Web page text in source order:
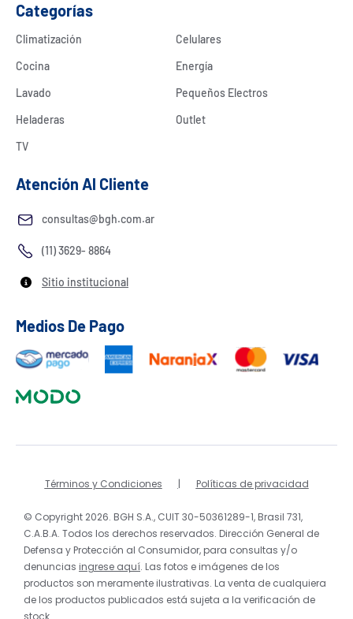
Categorías
Climatización
Cocina
Lavado
Heladeras
TV
Celulares
Energía
Pequeños Electros
Outlet
Atención Al Cliente
consultas@bgh.com.ar
(11) 3629- 8864
Sitio institucional
Medios De Pago
Términos y Condiciones Políticas de privacidad
© Copyright 2026. BGH S.A., CUIT 30-50361289-1, Brasil 731,
C.A.B.A. Todos los derechos reservados. Dirección General de
Defensa y Protección al Consumidor, para consultas y/o
denuncias ingrese aquí. Las fotos e imágenes de los
productos son meramente ilustrativas. La venta de cualquiera
de los productos publicados está sujeta a la verificación de
stock.